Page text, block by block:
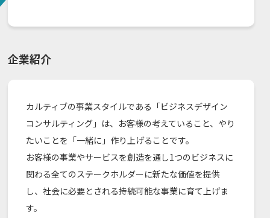
企業紹介
カルティブの事業スタイルである「ビジネスデザイン
コンサルティング」は、お客様の考えていること、やり
たいことを「一緒に」作り上げることです。
お客様の事業やサービスを創造を通し1つのビジネスに
関わる全てのステークホルダーに新たな価値を提供
し、社会に必要とされる持続可能な事業に育て上げま
す。